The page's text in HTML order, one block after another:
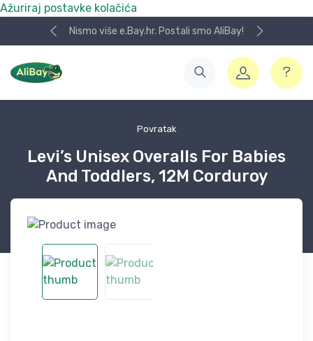
Ažuriraj postavke kolačića
Nismo više e.Bay.hr. Postali smo AliBay!
Povratak
Levi’s Unisex Overalls For Babies
And Toddlers, 12M Corduroy